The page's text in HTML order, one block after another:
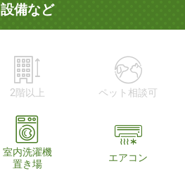
設備など
2階以上 ペット相談可
室内洗濯機
置き場
エアコン